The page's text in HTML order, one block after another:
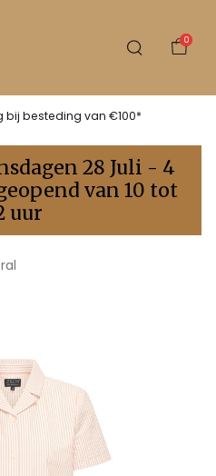
0
bij besteding van €100*
28 Juli - 4
van 10 tot
uur